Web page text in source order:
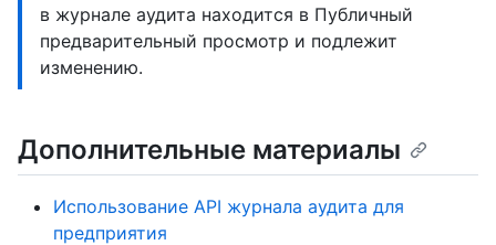
в журнале аудита находится в Публичный
предварительный просмотр и подлежит
изменению.
Дополнительные материалы
Использование API журнала аудита для
предприятия